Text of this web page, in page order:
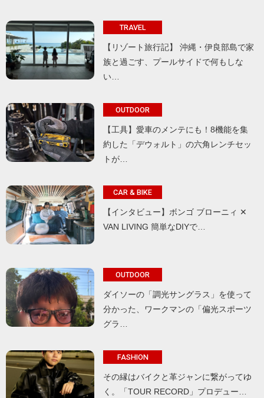
TRAVEL
【リゾート旅行記】 沖縄・伊良部島で家
族と過ごす、プールサイドで何もしな
い…
OUTDOOR
【工具】愛車のメンテにも！8機能を集
約した「デウォルト」の六角レンチセッ
トが…
CAR & BIKE
【インタビュー】ボンゴ ブローニィ ✕
VAN LIVING 簡単なDIYで…
OUTDOOR
ダイソーの「調光サングラス」を使って
分かった、ワークマンの「偏光スポーツ
グラ…
FASHION
その縁はバイクと革ジャンに繋がってゆ
く。「TOUR RECORD」プロデュー…